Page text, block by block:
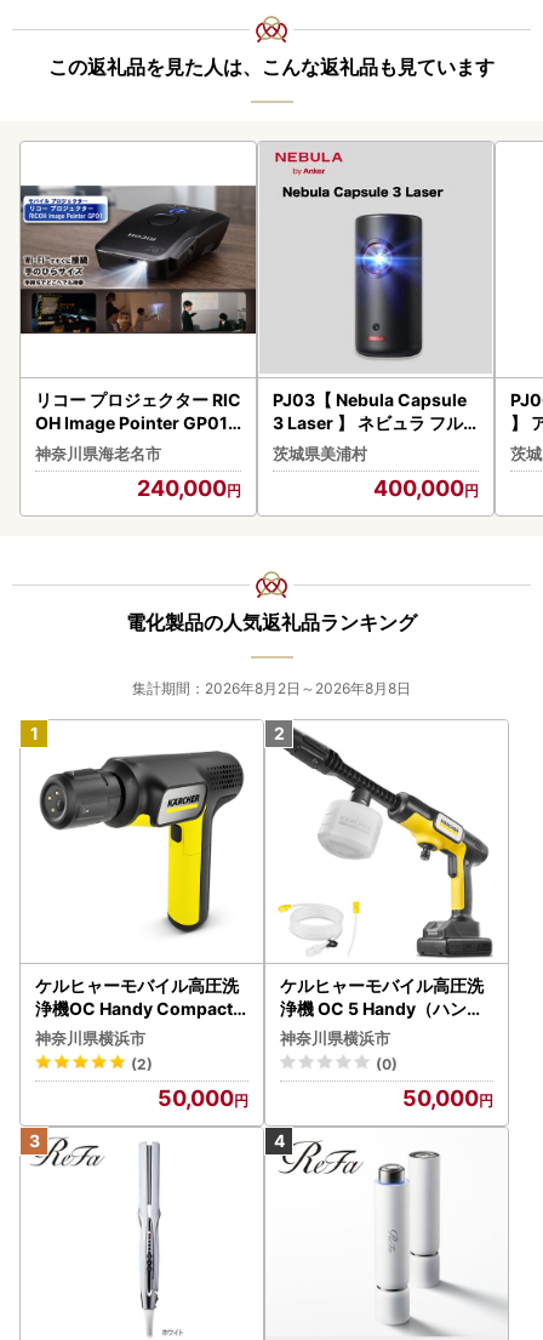
この返礼品を見た人は、こんな返礼品も見ています
リコー プロジェクター RIC
OH Image Pointer GP01 |
プロジェクター
神奈川県海老名市
240,000
PJ03【 Nebula Capsule
3 Laser 】 ネビュラ フルH
D モバイルレーザープロジ
ェクター
茨城県美浦村
400,000
】
ラ
ク
シ
Dシ
茨
電化製品の人気返礼品ランキング
集計期間：2026年8月2日～2026年8月8日
ケルヒャーモバイル高圧洗
浄機OC Handy Compact
（ハンディエア） APV000
7
神奈川県横浜市
(2)
50,000
ケルヒャーモバイル高圧洗
浄機 OC 5 Handy（ハンデ
ィジェット） APV0006
神奈川県横浜市
(0)
50,000